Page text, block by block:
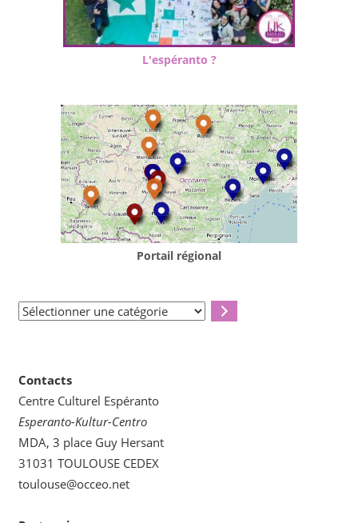
L'espéranto ?
Portail régional
Sélectionner
Contacts
Centre Culturel Espéranto
Esperanto-Kultur-Centro
MDA, 3 place Guy Hersant
31031 TOULOUSE CEDEX
toulouse@occeo.net